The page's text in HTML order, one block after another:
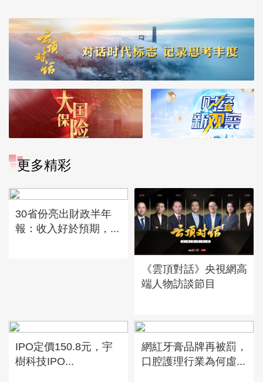
更多精彩
30省份亮出財政半年
報：收入好於預期，...
《雲頂對話》央視網高
端人物訪談節目
IPO定價150.8元，宇
樹科技IPO...
網紅牙膏品牌再被罰，
口腔護理行業為何虛...